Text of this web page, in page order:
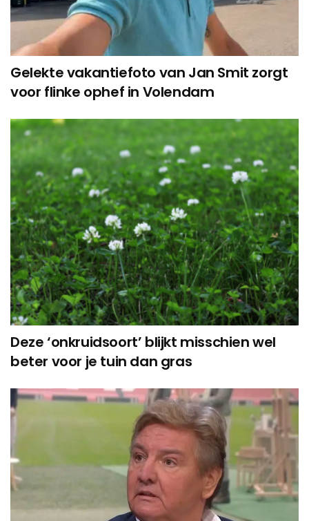
Gelekte vakantiefoto van Jan Smit zorgt
voor flinke ophef in Volendam
Deze ‘onkruidsoort’ blijkt misschien wel
beter voor je tuin dan gras